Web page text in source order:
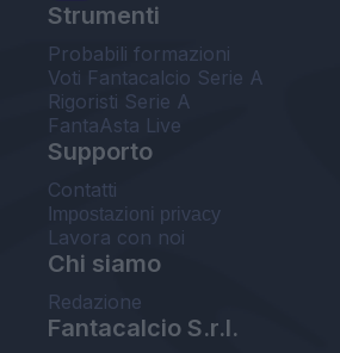
Strumenti
Probabili formazioni
Voti Fantacalcio Serie A
Rigoristi Serie A
FantaAsta Live
Supporto
Contatti
Impostazioni privacy
Lavora con noi
Chi siamo
Redazione
Fantacalcio S.r.l.